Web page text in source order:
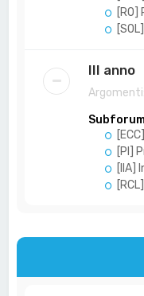
[RO]
III anno
Argomenti:
[PI]
[IIA]